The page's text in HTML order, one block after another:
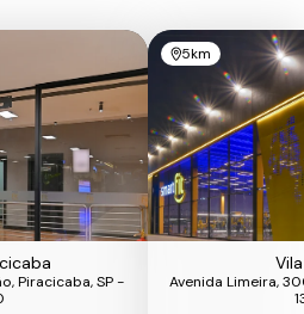
Piracicaba, SP -
5km
Avenida Limeira,